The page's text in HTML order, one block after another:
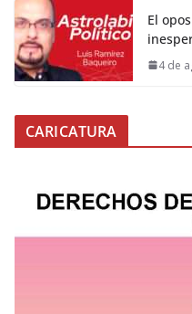
El
4 de
CARICATURA